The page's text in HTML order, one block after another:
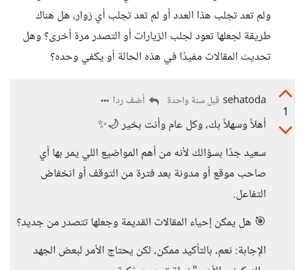
ولم تعد تجلب هذا العدد أو لم تعد تجلب أي زوار، هل هناك
طريقة لجعلها تعود لجلب الزيارات أو التصدر مرة أخرى؟ وهل
تحديث المقالات مفيدًا في هذه الحالة أو يكفي وحده؟
1
sehatoda قبل سنة واحدة أضف ردا
أهلاً وسهلاً بك، وكل عام وأنت بخير 🌙✨
سعيد جدًا بسؤالك لأنه من أهم المواضيع اللي يمر بها أي
صاحب موقع أو مدونة بعد فترة من التوقف أو انخفاض
التفاعل.
🎯 هل يمكن إحياء المقالات القديمة وجعلها تتصدر من جديد؟
الإجابة: نعم، بالتأكيد ممكن، لكن يحتاج الأمر لبعض الجهد